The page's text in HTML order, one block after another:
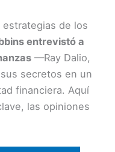
de los
entrevistó a
—Ray Dalio,
secretos en un
financiera. Aquí
las opiniones